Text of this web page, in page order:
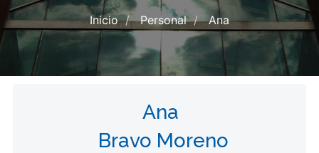
Inicio Personal Ana
Ana
Bravo Moreno